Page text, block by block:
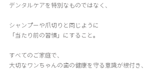
デンタルケアを特別なものではなく、
シャンプーや爪切りと同じように
「当たり前の習慣」にすること。
すべてのご家庭で、
大切なワンちゃんの歯の健康を守る意識が根付き、